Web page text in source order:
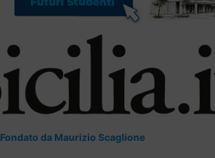
Fondato da Maurizio Scaglione